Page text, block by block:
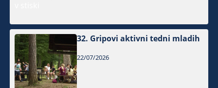
32. Gripovi aktivni tedni mladih
22/07/2026